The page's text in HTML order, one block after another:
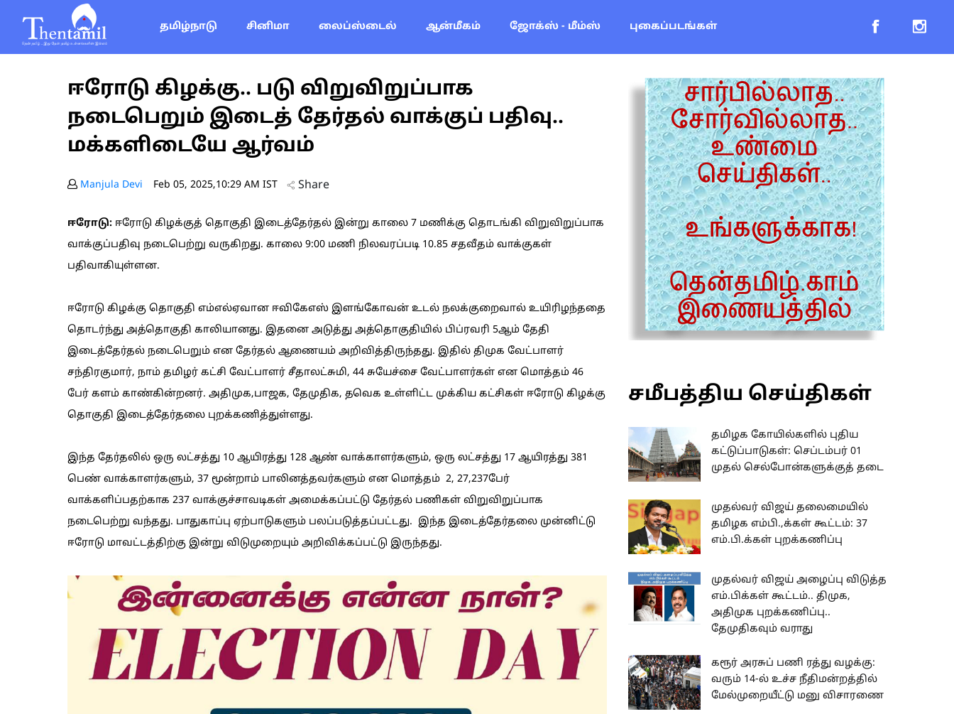
தமிழ்நாடு சினிமா லைப்ஸ்டைல் ஆன்மீகம் ஜோக்ஸ் - மீம்ஸ் புகைப்படங்கள்
ஈரோடு கிழக்கு.. படு விறுவிறுப்பாக
நடைபெறும் இடைத் தேர்தல் வாக்குப் பதிவு..
மக்களிடையே ஆர்வம்
Manjula Devi Feb 05, 2025,10:29 AM IST Share
ஈரோடு: ஈரோடு கிழக்குத் தொகுதி இடைத்தேர்தல் இன்று காலை 7 மணிக்கு தொடங்கி விறுவிறுப்பாக
வாக்குப்பதிவு நடைபெற்று வருகிறது. காலை 9:00 மணி நிலவரப்படி 10.85 சதவீதம் வாக்குகள்
பதிவாகியுள்ளன.
ஈரோடு கிழக்கு தொகுதி எம்எல்ஏவான ஈவிகேஎஸ் இளங்கோவன் உடல் நலக்குறைவால் உயிரிழந்ததை
தொடர்ந்து அத்தொகுதி காலியானது. இதனை அடுத்து அத்தொகுதியில் பிப்ரவரி 5ஆம் தேதி
இடைத்தேர்தல் நடைபெறும் என தேர்தல் ஆணையம் அறிவித்திருந்தது. இதில் திமுக வேட்பாளர்
சந்திரகுமார், நாம் தமிழர் கட்சி வேட்பாளர் சீதாலட்சுமி, 44 சுயேச்சை வேட்பாளர்கள் என மொத்தம் 46
பேர் களம் காண்கின்றனர். அதிமுக,பாஜக, தேமுதிக, தவெக உள்ளிட்ட முக்கிய கட்சிகள் ஈரோடு கிழக்கு
தொகுதி இடைத்தேர்தலை புறக்கணித்துள்ளது.
இந்த தேர்தலில் ஒரு லட்சத்து 10 ஆயிரத்து 128 ஆண் வாக்காளர்களும், ஒரு லட்சத்து 17 ஆயிரத்து 381
பெண் வாக்காளர்களும், 37 மூன்றாம் பாலினத்தவர்களும் என மொத்தம் 2, 27,237பேர்
வாக்களிப்பதற்காக 237 வாக்குச்சாவடிகள் அமைக்கப்பட்டு தேர்தல் பணிகள் விறுவிறுப்பாக
நடைபெற்று வந்தது. பாதுகாப்பு ஏற்பாடுகளும் பலப்படுத்தப்பட்டது. இந்த இடைத்தேர்தலை முன்னிட்டு
ஈரோடு மாவட்டத்திற்கு இன்று விடுமுறையும் அறிவிக்கப்பட்டு இருந்தது.
சமீபத்திய செய்திகள்
தமிழக கோயில்களில் புதிய
கட்டுப்பாடுகள்: செப்டம்பர் 01
முதல் செல்போன்களுக்குத் தடை
முதல்வர் விஜய் தலைமையில்
தமிழக எம்பி.,க்கள் கூட்டம்: 37
எம்.பி.க்கள் புறக்கணிப்பு
முதல்வர் விஜய் அழைப்பு விடுத்த
எம்.பிக்கள் கூட்டம்.. திமுக,
அதிமுக புறக்கணிப்பு..
தேமுதிகவும் வராது
கரூர் அரசுப் பணி ரத்து வழக்கு:
வரும் 14-ல் உச்ச நீதிமன்றத்தில்
மேல்முறையீட்டு மனு விசாரணை